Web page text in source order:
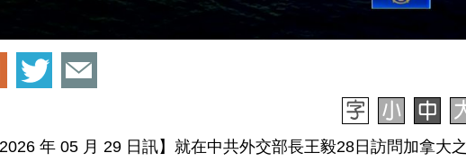
2026 年 05 月 29 日訊】就在中共外交部長王毅28日訪問加拿大之